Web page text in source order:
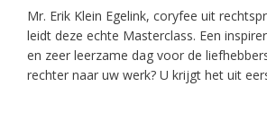
Mr. Erik Klein Egelink, coryfee uit
leidt deze echte Masterclass. Een
en zeer leerzame dag voor de
rechter naar uw werk? U krijgt het uit